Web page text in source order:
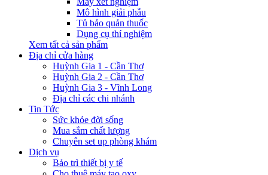
Mô hình giải phẫu
Tủ bảo quản thuốc
Dụng cụ thí nghiệm
Xem tất cả sản phẩm
Địa chỉ cửa hàng
Huỳnh Gia 1 - Cần Thơ
Huỳnh Gia 2 - Cần Thơ
Huỳnh Gia 3 - Vĩnh Long
Địa chỉ các chi nhánh
Tin Tức
Sức khỏe đời sống
Mua sắm chất lượng
Chuyên set up phòng khám
Dịch vụ
Bảo trì thiết bị y tế